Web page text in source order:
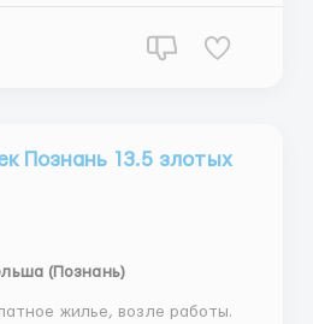
Познань 13.5 злотых
(Познань)
жилье, возле работы.